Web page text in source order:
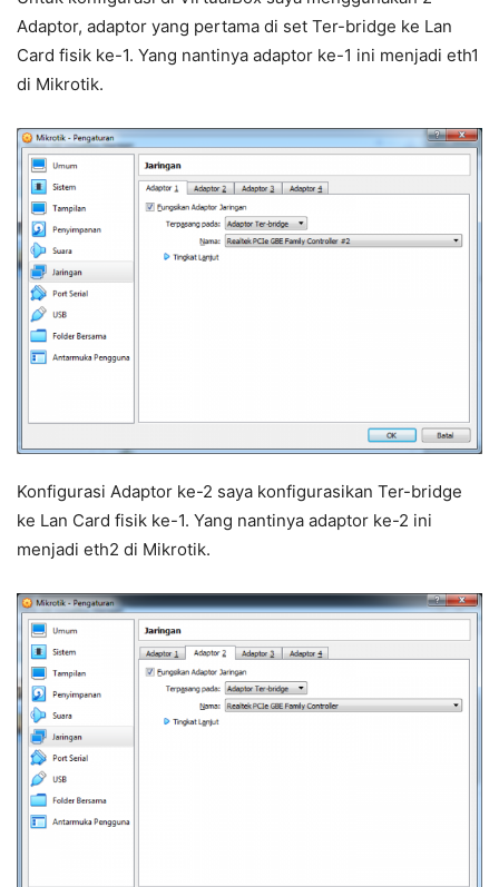
Adaptor, adaptor yang pertama di set Ter-bridge ke Lan
Card fisik ke-1. Yang nantinya adaptor ke-1 ini menjadi eth1
di Mikrotik.
Konfigurasi Adaptor ke-2 saya konfigurasikan Ter-bridge
ke Lan Card fisik ke-1. Yang nantinya adaptor ke-2 ini
menjadi eth2 di Mikrotik.